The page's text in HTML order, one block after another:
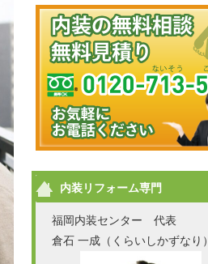
内装リフォーム専門
福岡内装センター 代表
倉石 一成（くらいしかずなり）